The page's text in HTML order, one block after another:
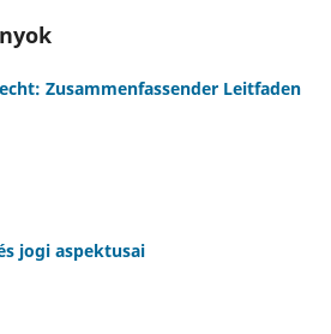
Zusammenfassender Leitfaden
jogi aspektusai